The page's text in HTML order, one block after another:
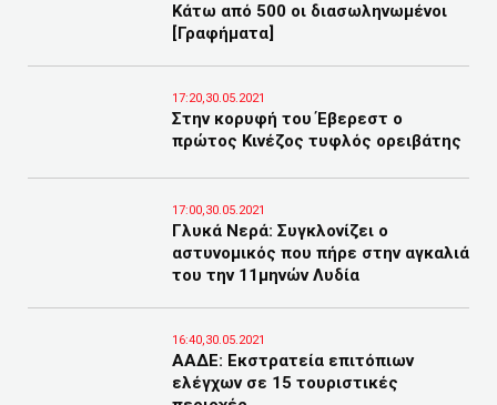
Κάτω από 500 οι διασωληνωμένοι
[Γραφήματα]
17:20,30.05.2021
Στην κορυφή του Έβερεστ ο
πρώτος Κινέζος τυφλός ορειβάτης
17:00,30.05.2021
Γλυκά Νερά: Συγκλονίζει ο
αστυνομικός που πήρε στην αγκαλιά
του την 11μηνών Λυδία
16:40,30.05.2021
ΑΑΔΕ: Εκστρατεία επιτόπιων
ελέγχων σε 15 τουριστικές